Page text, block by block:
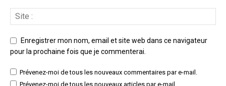
Enregistrer mon nom, email et site web dans ce navigateur
pour la prochaine fois que je commenterai.
Prévenez-moi de tous les nouveaux commentaires par e-mail.
Prévenez-moi de tous les nouveaux articles par e-mail.